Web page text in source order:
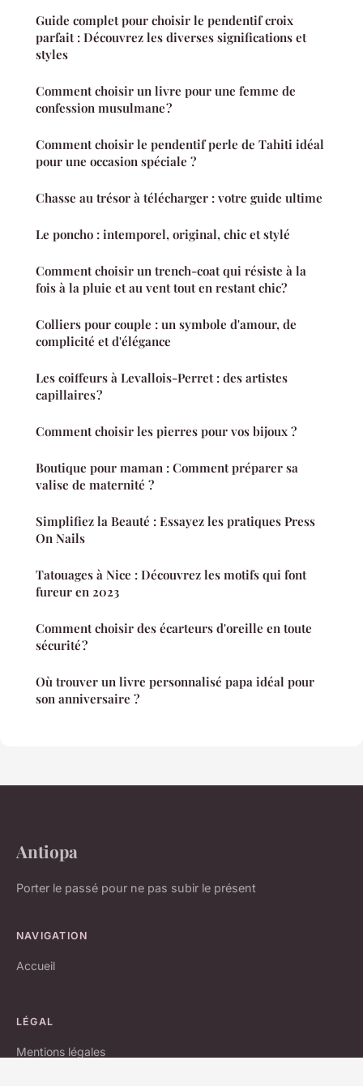
Guide complet pour choisir le pendentif croix
parfait : Découvrez les diverses significations et
styles
Comment choisir un livre pour une femme de
confession musulmane ?
Comment choisir le pendentif perle de Tahiti idéal
pour une occasion spéciale ?
Chasse au trésor à télécharger : votre guide ultime
Le poncho : intemporel, original, chic et stylé
Comment choisir un trench-coat qui résiste à la
fois à la pluie et au vent tout en restant chic?
Colliers pour couple : un symbole d'amour, de
complicité et d'élégance
Les coiffeurs à Levallois-Perret : des artistes
capillaires ?
Comment choisir les pierres pour vos bijoux ?
Boutique pour maman : Comment préparer sa
valise de maternité ?
Simplifiez la Beauté : Essayez les pratiques Press
On Nails
Tatouages à Nice : Découvrez les motifs qui font
fureur en 2023
Comment choisir des écarteurs d'oreille en toute
sécurité ?
Où trouver un livre personnalisé papa idéal pour
son anniversaire ?
Antiopa
Porter le passé pour ne pas subir le présent
NAVIGATION
Accueil
LÉGAL
Mentions légales